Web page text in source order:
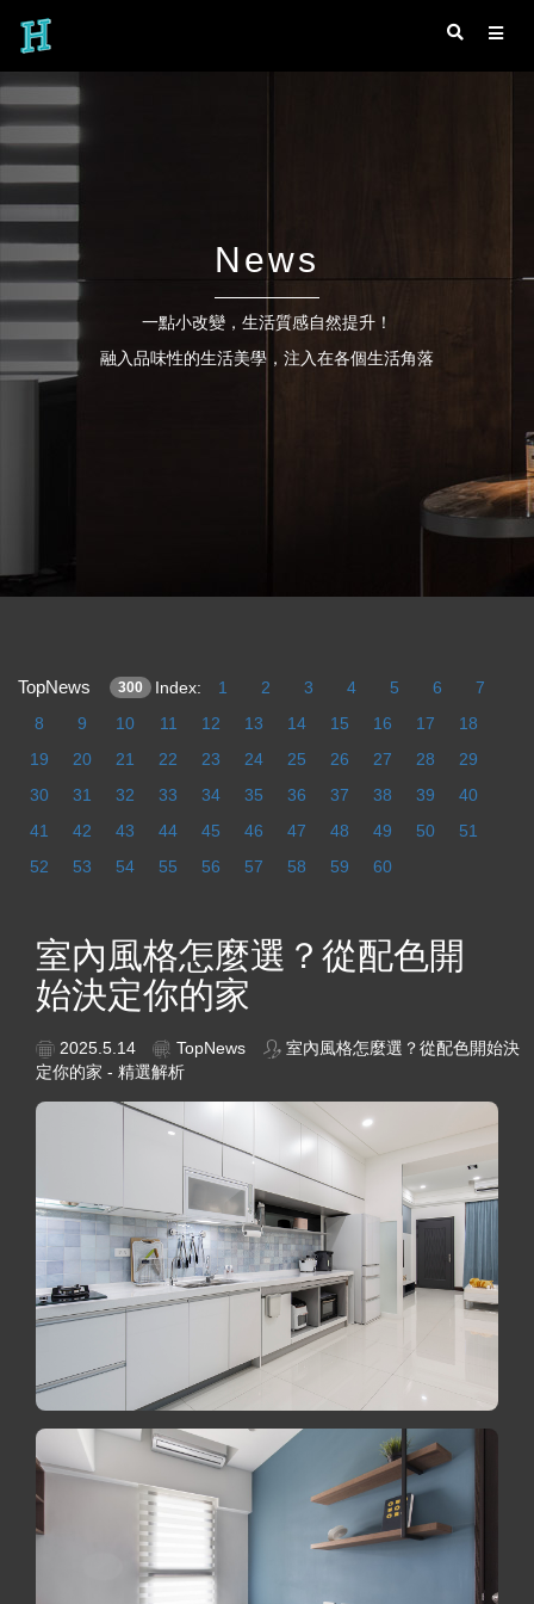
News
一點小改變，生活質感自然提升！
融入品味性的生活美學，注入在各個生活角落
TopNews 300 Index: 1 2 3 4 5 6
7
8
9 10 11 12 13 14 15 16 17
18
19
20 21 22 23 24 25 26 27 28
29
30
31 32 33 34 35 36 37 38 39
40
41
42 43 44 45 46 47 48 49 50
51
52
53 54 55 56 57 58 59 60
室內風格怎麼選？從配色開
始決定你的家
2025.5.14 TopNews
室內風格怎麼選？從配色開始決
定你的家 - 精選解析